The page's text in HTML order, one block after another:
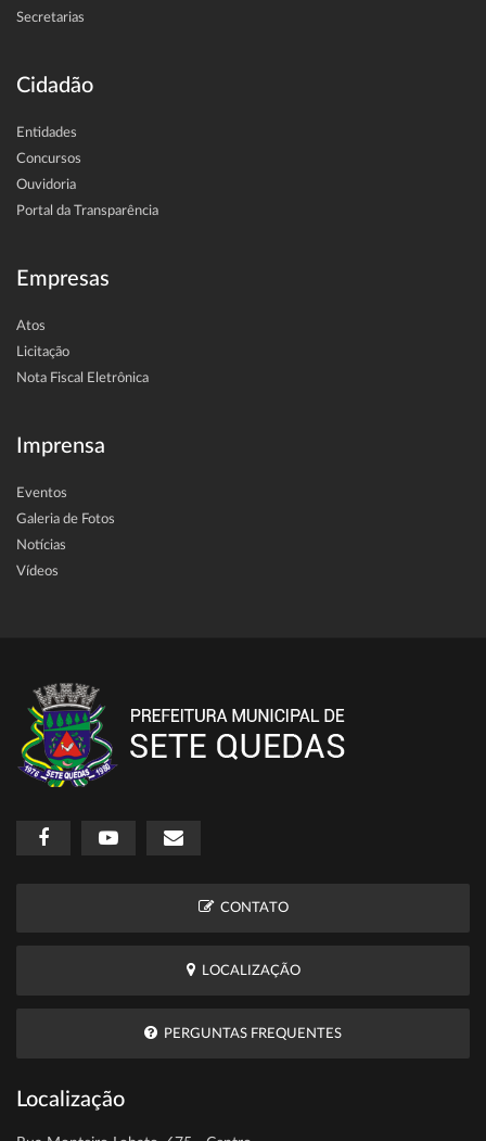
Secretarias
Cidadão
Entidades
Concursos
Ouvidoria
Portal da Transparência
Empresas
Atos
Licitação
Nota Fiscal Eletrônica
Imprensa
Eventos
Galeria de Fotos
Notícias
Vídeos
CONTATO
LOCALIZAÇÃO
PERGUNTAS FREQUENTES
Localização